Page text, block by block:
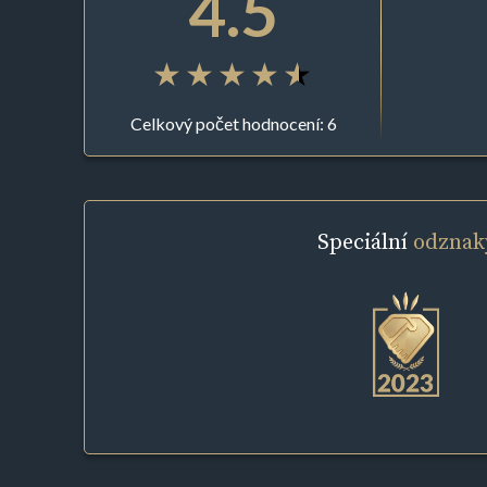
Celkový počet hodnocení: 6
Speciální